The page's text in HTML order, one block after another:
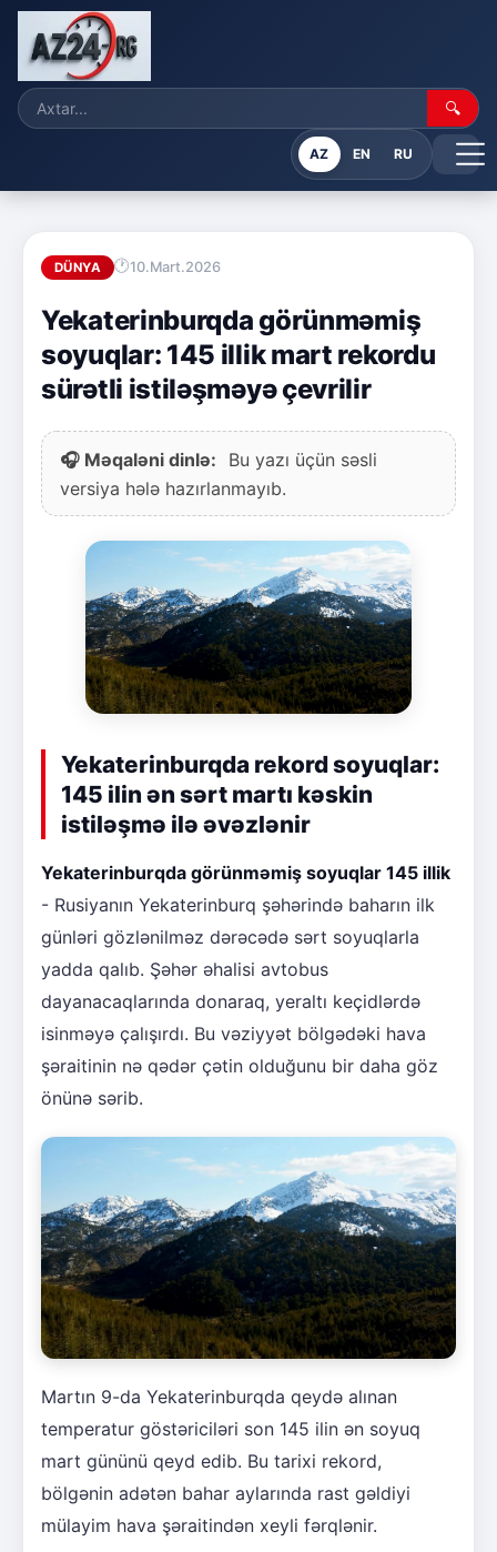
🔍
AZ EN RU
DÜNYA 10.Mart.2026
Yekaterinburqda görünməmiş
soyuqlar: 145 illik mart rekordu
sürətli istiləşməyə çevrilir
🎧 Məqaləni dinlə:
Bu yazı üçün səsli
versiya hələ hazırlanmayıb.
Yekaterinburqda rekord soyuqlar:
145 ilin ən sərt martı kəskin
istiləşmə ilə əvəzlənir
Yekaterinburqda görünməmiş soyuqlar 145 illik
- Rusiyanın Yekaterinburq şəhərində baharın ilk
günləri gözlənilməz dərəcədə sərt soyuqlarla
yadda qalıb. Şəhər əhalisi avtobus
dayanacaqlarında donaraq, yeraltı keçidlərdə
isinməyə çalışırdı. Bu vəziyyət bölgədəki hava
şəraitinin nə qədər çətin olduğunu bir daha göz
önünə sərib.
Martın 9-da Yekaterinburqda qeydə alınan
temperatur göstəriciləri son 145 ilin ən soyuq
mart gününü qeyd edib. Bu tarixi rekord,
bölgənin adətən bahar aylarında rast gəldiyi
mülayim hava şəraitindən xeyli fərqlənir.